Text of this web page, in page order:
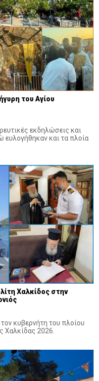
του Αγίου
εκδηλώσεις και
ευλογήθηκαν και τα πλοία
Χαλκίδος στην
κυβερνήτη του πλοίου
Χαλκίδας 2026.